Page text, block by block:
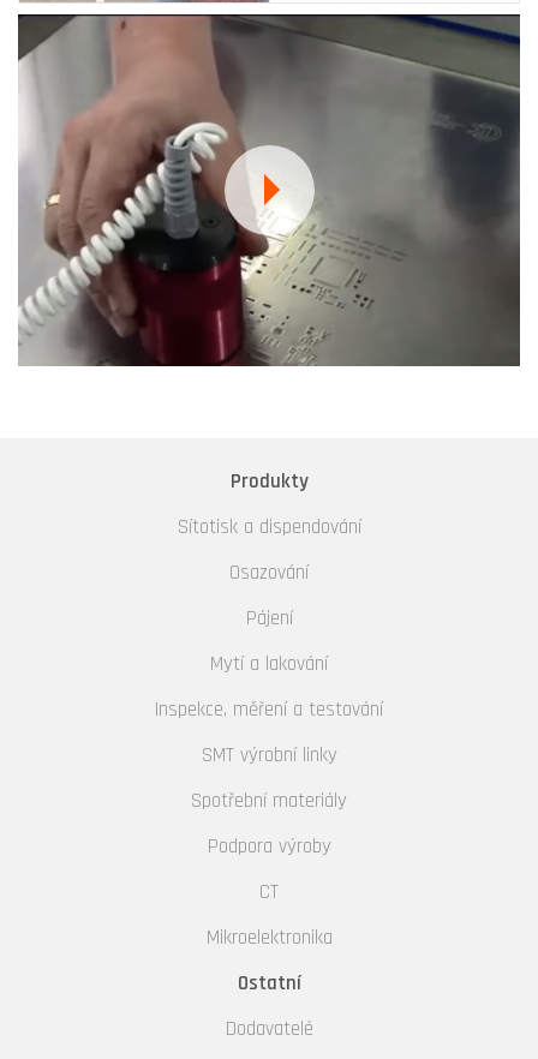
Produkty
Sítotisk a dispendování
Osazování
Pájení
Mytí a lakování
Inspekce, měření a testování
SMT výrobní linky
Spotřební materiály
Podpora výroby
CT
Mikroelektronika
Ostatní
Dodavatelé